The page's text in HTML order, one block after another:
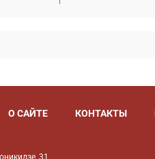
О САЙТЕ КОНТАКТЫ